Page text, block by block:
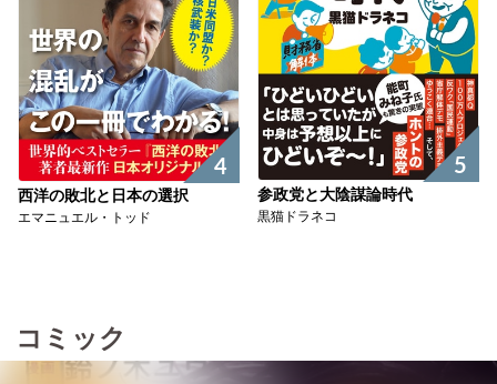
4
西洋の敗北と日本の選択
エマニュエル・トッド
5
参政党と大陰謀論時代
黒猫ドラネコ
コミック